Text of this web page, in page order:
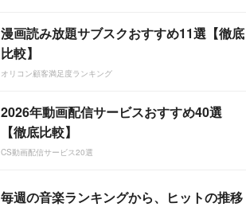
漫画読み放題サブスクおすすめ11選【徹底
比較】
オリコン顧客満足度ランキング
2026年動画配信サービスおすすめ40選
【徹底比較】
CS動画配信サービス20選
毎週の音楽ランキングから、ヒットの推移